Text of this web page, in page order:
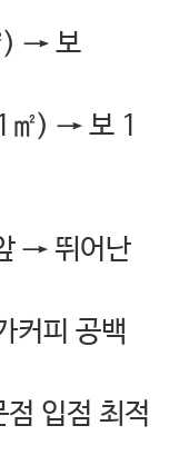
) → 보
㎡) → 보 1
→ 뛰어난
커피 공백
입점 최적